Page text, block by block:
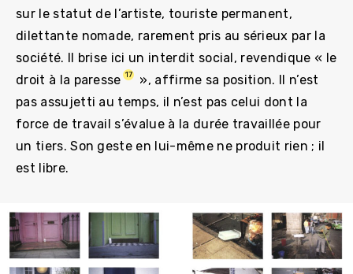
sur le statut de l’artiste, touriste permanent,
dilettante nomade, rarement pris au sérieux par la
société. Il brise ici un interdit social, revendique « le
droit à la paresse 17
», affirme sa position. Il n’est
pas assujetti au temps, il n’est pas celui dont la
force de travail s’évalue à la durée travaillée pour
un tiers. Son geste en lui-même ne produit rien ; il
est libre.